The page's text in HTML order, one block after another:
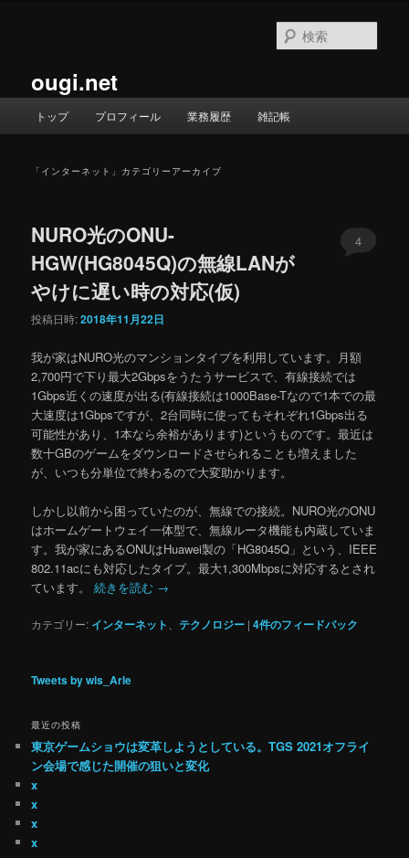
ougi.net
索
トップ プロフィール 業務履歴 雑記帳
「 インターネット 」カテゴリーアーカイブ
NURO光のONU-
HGW(HG8045Q)の無線LANが
やけに遅い時の対応(仮)
投稿日時:2018年11月22日
4
我が家はNURO光のマンションタイプを利用しています。月額
2,700円で下り最大2Gbpsをうたうサービスで、有線接続では
1Gbps近くの速度が出る(有線接続は1000Base-Tなので1本での最
大速度は1Gbpsですが、2台同時に使ってもそれぞれ1Gbps出る
可能性があり、1本なら余裕があります)というものです。最近は
数十GBのゲームをダウンロードさせられることも増えました
が、いつも分単位で終わるので大変助かります。
しかし以前から困っていたのが、無線での接続。NURO光のONU
はホームゲートウェイ一体型で、無線ルータ機能も内蔵していま
す。我が家にあるONUはHuawei製の「HG8045Q」という、IEEE
802.11acにも対応したタイプ。最大1,300Mbpsに対応するとされ
ています。続きを読む →
カテゴリー: インターネット 、テクノロジー |4件のフィードバック
Tweets by wis_Arle
最近の投稿
東京ゲームショウは変革しようとしている。TGS 2021オフライ
ン会場で感じた開催の狙いと変化
x
x
x
x